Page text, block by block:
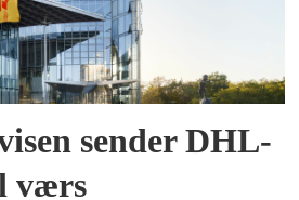
sender DHL-
værs